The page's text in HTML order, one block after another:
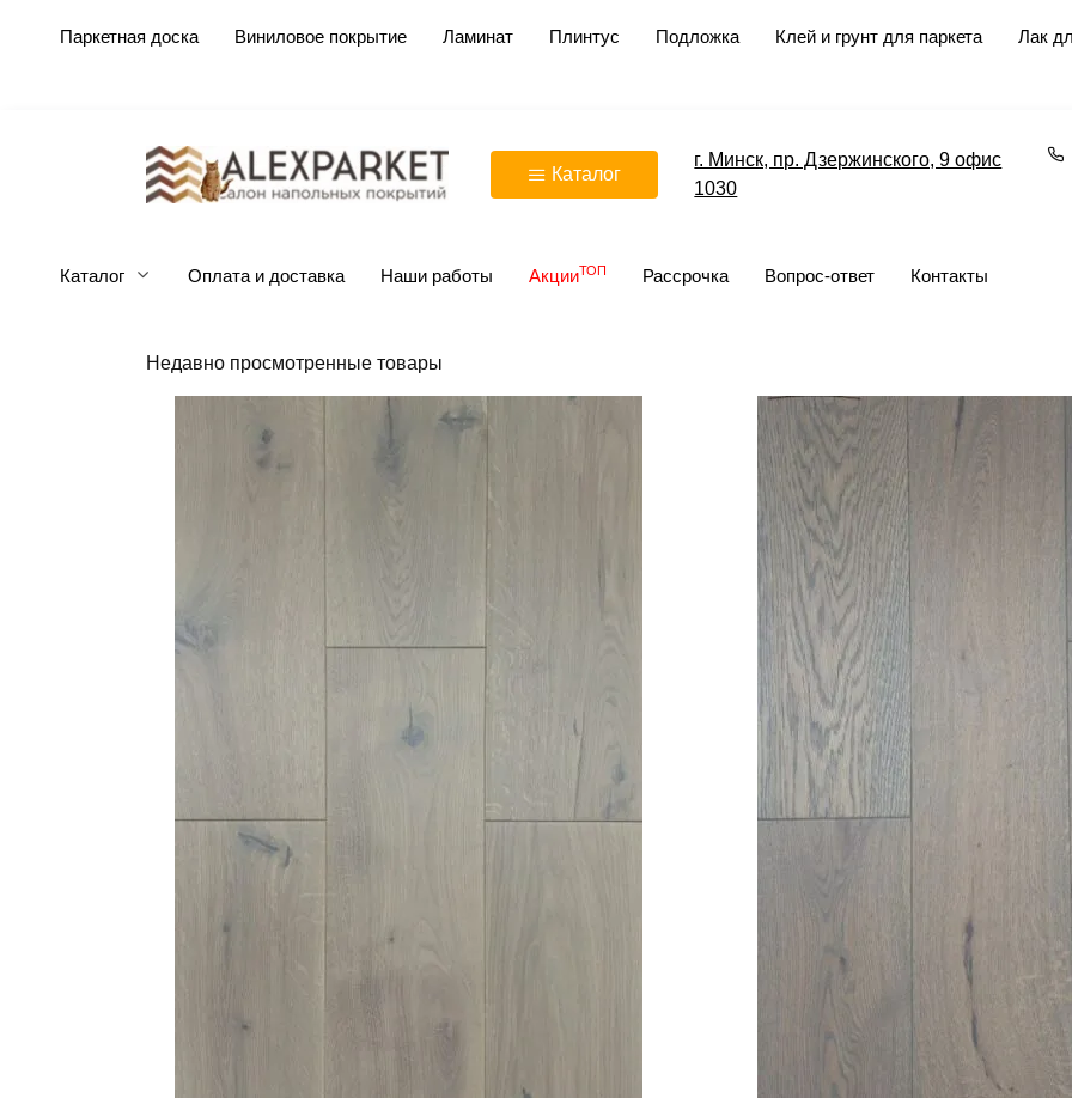
Паркетная доска Виниловое покрытие Ламинат Плинтус Подложка Клей и грунт для паркета Лак
Каталог
г. Минск, пр. Дзержинского, 9 офис
1030
Каталог Оплата и доставка Наши работы АкцииТОП Рассрочка Вопрос-ответ Контакты
Недавно просмотренные товары